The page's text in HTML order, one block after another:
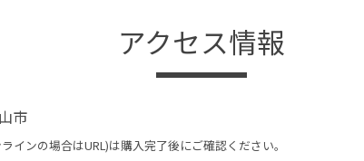
アクセス情報
市
インの場合はURL)は購入完了後にご確認ください。